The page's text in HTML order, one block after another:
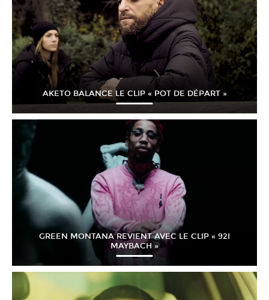
AKETO BALANCE LE CLIP « POT DE DÉPART »
GREEN MONTANA REVIENT AVEC LE CLIP « 92I
MAYBACH »